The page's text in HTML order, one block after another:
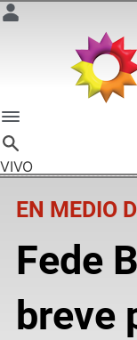
VIVO
EN MEDIO
Fede
breve